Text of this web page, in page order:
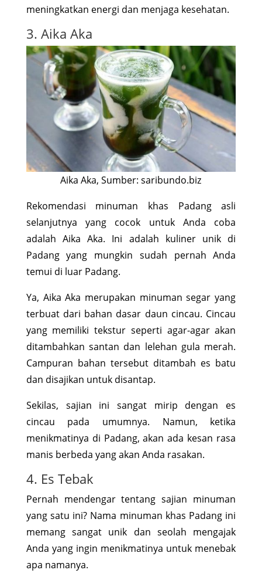
meningkatkan energi dan menjaga kesehatan.
3. Aika Aka
Aika Aka, Sumber: saribundo.biz
Rekomendasi minuman khas Padang asli
selanjutnya yang cocok untuk Anda coba
adalah Aika Aka. Ini adalah kuliner unik di
Padang yang mungkin sudah pernah Anda
temui di luar Padang.
Ya, Aika Aka merupakan minuman segar yang
terbuat dari bahan dasar daun cincau. Cincau
yang memiliki tekstur seperti agar-agar akan
ditambahkan santan dan lelehan gula merah.
Campuran bahan tersebut ditambah es batu
dan disajikan untuk disantap.
Sekilas, sajian ini sangat mirip dengan es
cincau pada umumnya. Namun, ketika
menikmatinya di Padang, akan ada kesan rasa
manis berbeda yang akan Anda rasakan.
4. Es Tebak
Pernah mendengar tentang sajian minuman
yang satu ini? Nama minuman khas Padang ini
memang sangat unik dan seolah mengajak
Anda yang ingin menikmatinya untuk menebak
apa namanya.